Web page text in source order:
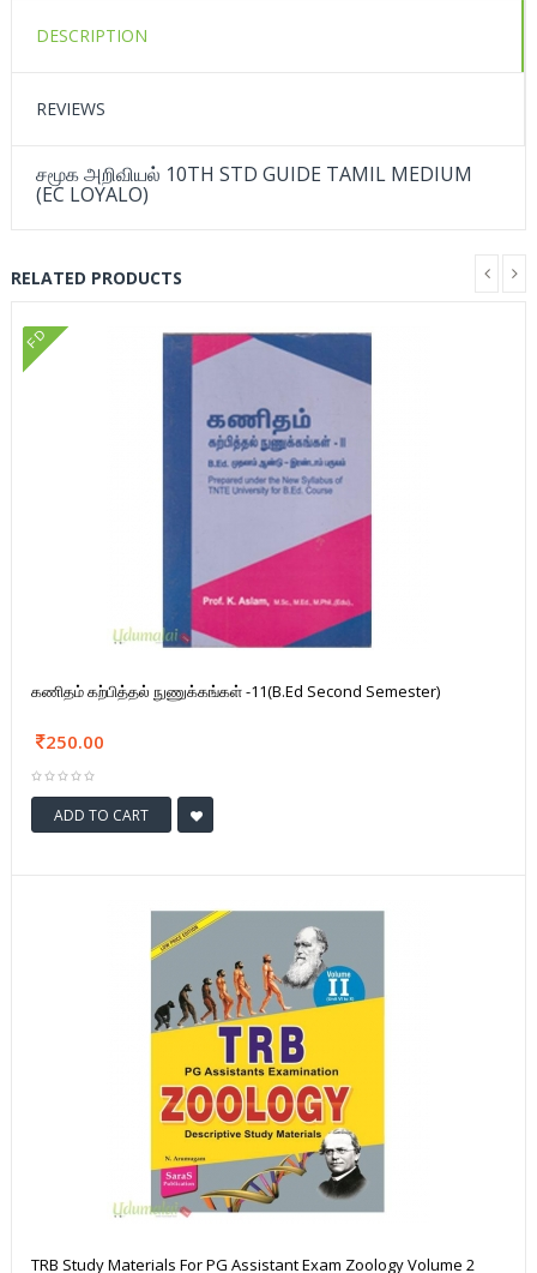
DESCRIPTION
REVIEWS
சமூக அறிவியல் 10TH STD GUIDE TAMIL MEDIUM
(EC LOYALO)
RELATED PRODUCTS
FD
கணிதம் கற்பித்தல் நுணுக்கங்கள் -11(B.Ed Second Semester)
250.00
ADD TO CART
TRB Study Materials For PG Assistant Exam Zoology Volume 2